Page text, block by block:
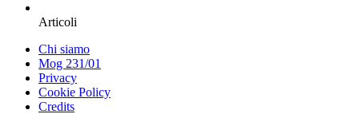
Articoli
Chi siamo
Mog 231/01
Privacy
Cookie Policy
Credits